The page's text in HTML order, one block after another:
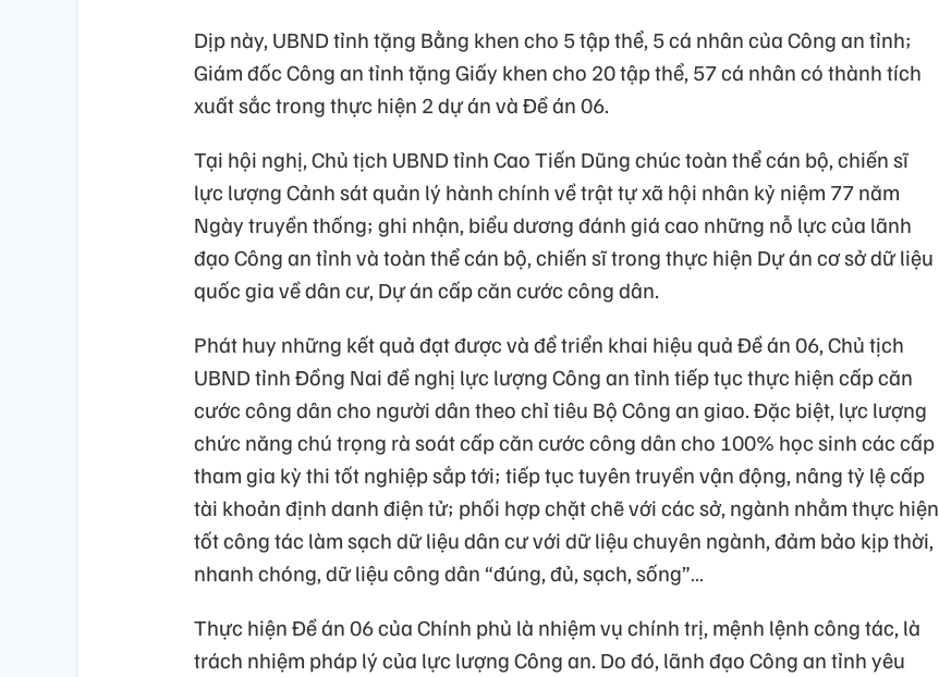
Dịp này, UBND tỉnh tặng Bằng khen cho 5 tập thể, 5 cá nhân của Công an tỉnh;
Giám đốc Công an tỉnh tặng Giấy khen cho 20 tập thể, 57 cá nhân có thành tích
xuất sắc trong thực hiện 2 dự án và Đề án 06.
Tại hội nghị, Chủ tịch UBND tỉnh Cao Tiến Dũng chúc toàn thể cán bộ, chiến sĩ
lực lượng Cảnh sát quản lý hành chính về trật tự xã hội nhân kỷ niệm 77 năm
Ngày truyền thống; ghi nhận, biểu dương đánh giá cao những nỗ lực của lãnh
đạo Công an tỉnh và toàn thể cán bộ, chiến sĩ trong thực hiện Dự án cơ sở dữ liệu
quốc gia về dân cư, Dự án cấp căn cước công dân.
Phát huy những kết quả đạt được và để triển khai hiệu quả Đề án 06, Chủ tịch
UBND tỉnh Đồng Nai đề nghị lực lượng Công an tỉnh tiếp tục thực hiện cấp căn
cước công dân cho người dân theo chỉ tiêu Bộ Công an giao. Đặc biệt, lực lượng
chức năng chú trọng rà soát cấp căn cước công dân cho 100% học sinh các cấp
tham gia kỳ thi tốt nghiệp sắp tới; tiếp tục tuyên truyền vận động, nâng tỷ lệ cấp
tài khoản định danh điện tử; phối hợp chặt chẽ với các sở, ngành nhằm thực hiện
tốt công tác làm sạch dữ liệu dân cư với dữ liệu chuyên ngành, đảm bảo kịp thời,
nhanh chóng, dữ liệu công dân “đúng, đủ, sạch, sống”…
Thực hiện Đề án 06 của Chính phủ là nhiệm vụ chính trị, mệnh lệnh công tác, là
trách nhiệm pháp lý của lực lượng Công an. Do đó, lãnh đạo Công an tỉnh yêu